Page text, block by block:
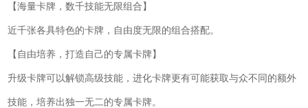
【海量卡牌，数千技能无限组合】
近千张各具特色的卡牌，自由度无限的组合搭配。
【自由培养，打造自己的专属卡牌】
升级卡牌可以解锁高级技能，进化卡牌更有可能获取与众不同的额外
技能，培养出独一无二的专属卡牌。